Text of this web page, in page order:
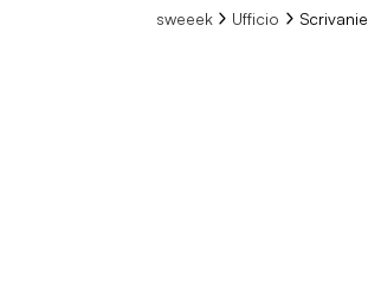
sweeek Ufficio Scrivanie